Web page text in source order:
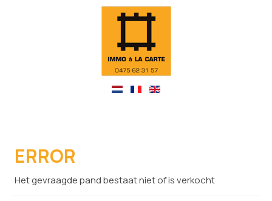
ERROR
Het gevraagde pand bestaat niet of is verkocht